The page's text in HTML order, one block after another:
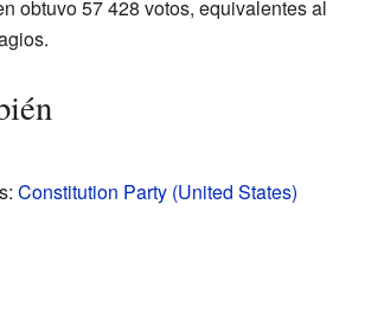
obtuvo 57 428 votos, equivalentes al
Constitution Party (United States)